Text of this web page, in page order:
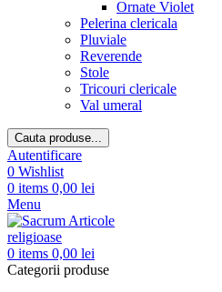
Ornate Violet
Pelerina clericala
Pluviale
Reverende
Stole
Tricouri clericale
Val umeral
Cauta produse...
Autentificare
0 Wishlist
0 items 0,00 lei
Menu
0 items 0,00 lei
Categorii produse